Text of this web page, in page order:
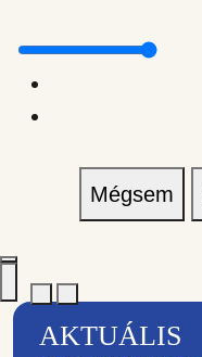
Mégsem
AKTUÁLIS